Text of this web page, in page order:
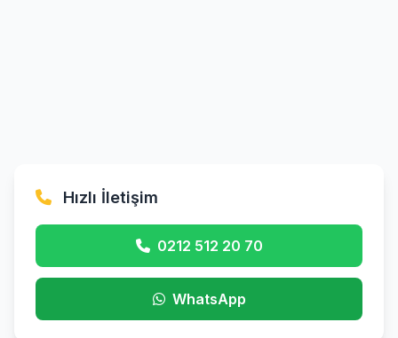
Hızlı İletişim
0212 512 20 70
WhatsApp